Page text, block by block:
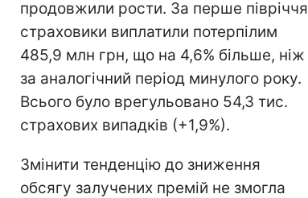
продовжили рости. За перше півріччя
страховики виплатили потерпілим
485,9 млн грн, що на 4,6% більше, ніж
за аналогічний період минулого року.
Всього було врегульовано 54,3 тис.
страхових випадків (+1,9%).
Змінити тенденцію до зниження
обсягу залучених премій не змогла